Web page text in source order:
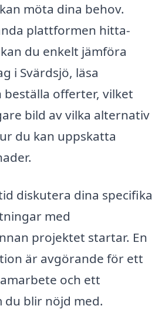
möta dina behov.
plattformen hitta-
du enkelt jämföra
i Svärdsjö, läsa
beställa offerter, vilket
bild av vilka alternativ
du kan uppskatta
diskutera dina specifika
med
projektet startar. En
är avgörande för ett
och ett
blir nöjd med.